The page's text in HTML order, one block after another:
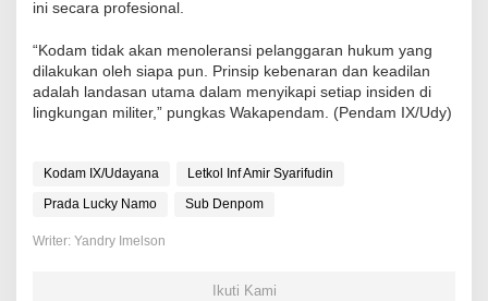
ini secara profesional.
“Kodam tidak akan menoleransi pelanggaran hukum yang
dilakukan oleh siapa pun. Prinsip kebenaran dan keadilan
adalah landasan utama dalam menyikapi setiap insiden di
lingkungan militer,” pungkas Wakapendam. (Pendam IX/Udy)
Kodam IX/Udayana
Letkol Inf Amir Syarifudin
Prada Lucky Namo
Sub Denpom
Writer: Yandry Imelson
Ikuti Kami